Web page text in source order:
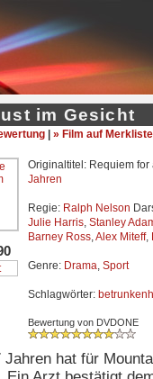
im Gesicht
» Film auf Merkliste
Originaltitel: Requiem
Jahren
Regie: Ralph Nelson
Julie Harris, Stanley
Barney Ross,Alex Miteff,
Genre: Drama, Sport
Schlagwörter:
Bewertung von DVDONE
Jahren hat für